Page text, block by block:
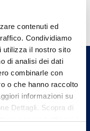
contenuti ed
Condividiamo
utilizza il nostro sito
di analisi dei dati
combinarle con
o che hanno raccolto
informazioni su
Dettagli. Scopra di
te e parla con